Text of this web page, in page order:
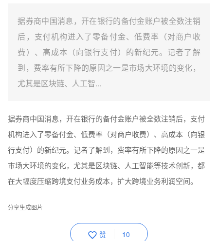
据券商中国消息，开在银行的备付金账户被全数注销
后，支付机构进入了零备付金、低费率（对商户收
费）、高成本（向银行支付）的新纪元。记者了解
到，费率有所下降的原因之一是市场大环境的变化，
尤其是区块链、人工智...
据券商中国消息，开在银行的备付金账户被全数注销后，支付
机构进入了零备付金、低费率（对商户收费）、高成本（向银
行支付）的新纪元。记者了解到，费率有所下降的原因之一是
市场大环境的变化，尤其是区块链、人工智能等技术创新，都
在大幅度压缩跨境支付业务成本，扩大跨境业务利润空间。
分享生成图片
赞 10